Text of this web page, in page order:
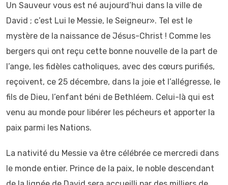
Un Sauveur vous est né aujourd’hui dans la ville de
David ; c’est Lui le Messie, le Seigneur». Tel est le
mystère de la naissance de Jésus-Christ ! Comme les
bergers qui ont reçu cette bonne nouvelle de la part de
l’ange, les fidèles catholiques, avec des cœurs purifiés,
reçoivent, ce 25 décembre, dans la joie et l’allégresse, le
fils de Dieu, l’enfant béni de Bethléem. Celui-là qui est
venu au monde pour libérer les pécheurs et apporter la
paix parmi les Nations.
La nativité du Messie va être célébrée ce mercredi dans
le monde entier. Prince de la paix, le noble descendant